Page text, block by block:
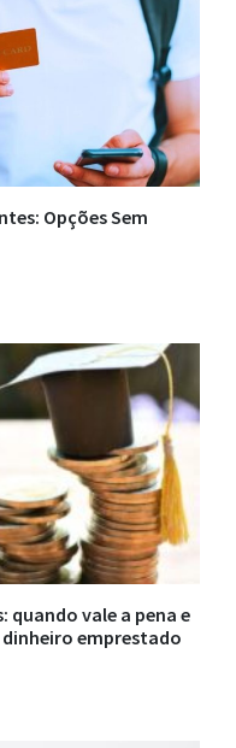
Opções Sem
quando vale a pena e
emprestado